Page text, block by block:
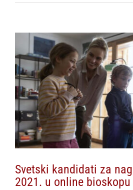
Image
Svetski kandidati za
2021. u online bioskopu